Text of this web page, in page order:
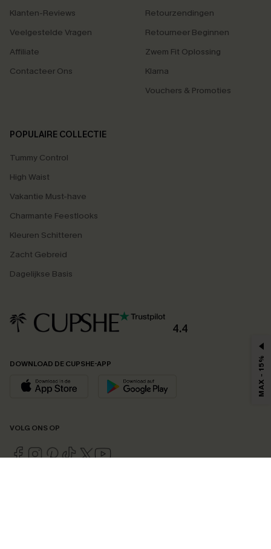
Klanten-Reviews
Veelgestelde Vragen
Affiliate
Contacteer Ons
Retourzendingen
Retourneer Beginnen
Zwem Fit Oplossing
Klarna
Vouchers & Promoties
POPULAIRE COLLECTIE
Tummy Control
High Waist
Vakantie Must-have
Charmante Feestlooks
Kleuren Schitteren
Zacht Gebreid
Dagelijkse Basis
4.4
DOWNLOAD DE CUPSHE-APP
VOLG ONS OP
MAX - 15%